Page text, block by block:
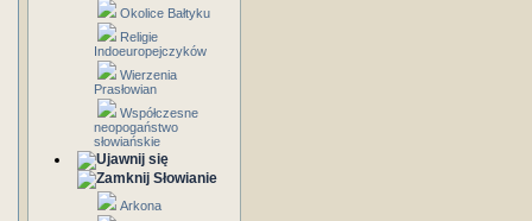
Okolice Bałtyku
Religie
Indoeuropejczyków
Wierzenia
Prasłowian
Współczesne
neopogaństwo
słowiańskie
Słowianie
Arkona